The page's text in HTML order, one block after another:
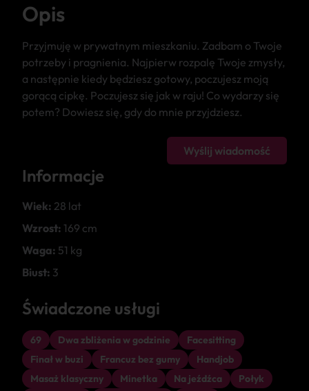
Opis
Przyjmuję w prywatnym mieszkaniu. Zadbam o Twoje
potrzeby i pragnienia. Najpierw rozpalę Twoje zmysły,
a następnie kiedy będziesz gotowy, poczujesz moją
gorącą cipkę. Poczujesz się jak w raju! Co wydarzy się
potem? Dowiesz się, gdy do mnie przyjdziesz.
Wyślij wiadomość
Informacje
Wiek: 28 lat
Wzrost: 169 cm
Waga: 51 kg
Biust: 3
Świadczone usługi
69 Dwa zbliżenia w godzinie
Facesitting
Finał w buzi
Francuz bez gumy
Handjob
Masaż klasyczny
Minetka Na jeźdźca
Połyk